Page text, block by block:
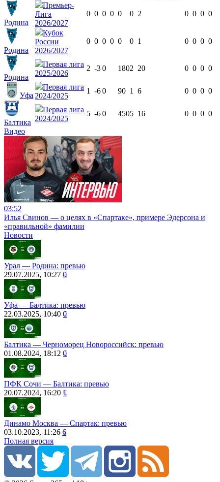
Родина
Премьер-
Лига
2026/2027
0 0 0 0 0 0 2 0 0 0 0
Родина
Кубок
России
2026/2027
0 0 0 0 0 0 1 0 0 0 0
Родина
Первая лига
2025/2026
2 -30 1802 20 0 0 0 0
Уфа
Первая лига
2024/2025
1 -60 90 1 6 0 0 0 0
Балтика
Первая лига
2024/2025
5 -60 4505 16 0 0 0 0
Видео
03:52
Илья Свинов — о целях в «Спартаке», примере Эдерсона и
«правильной» фамилии
Новости
Урал ― Родина: превью
29.07.2025, 10:27 0
Уфа ― Балтика: превью
22.03.2025, 10:40 0
Балтика ― Черноморец Новороссийск: превью
01.08.2024, 18:12 0
ПФК Сочи ― Балтика: превью
20.07.2024, 16:20 1
Динамо Москва ― Спартак: превью
03.10.2023, 11:26 6
Полная версия